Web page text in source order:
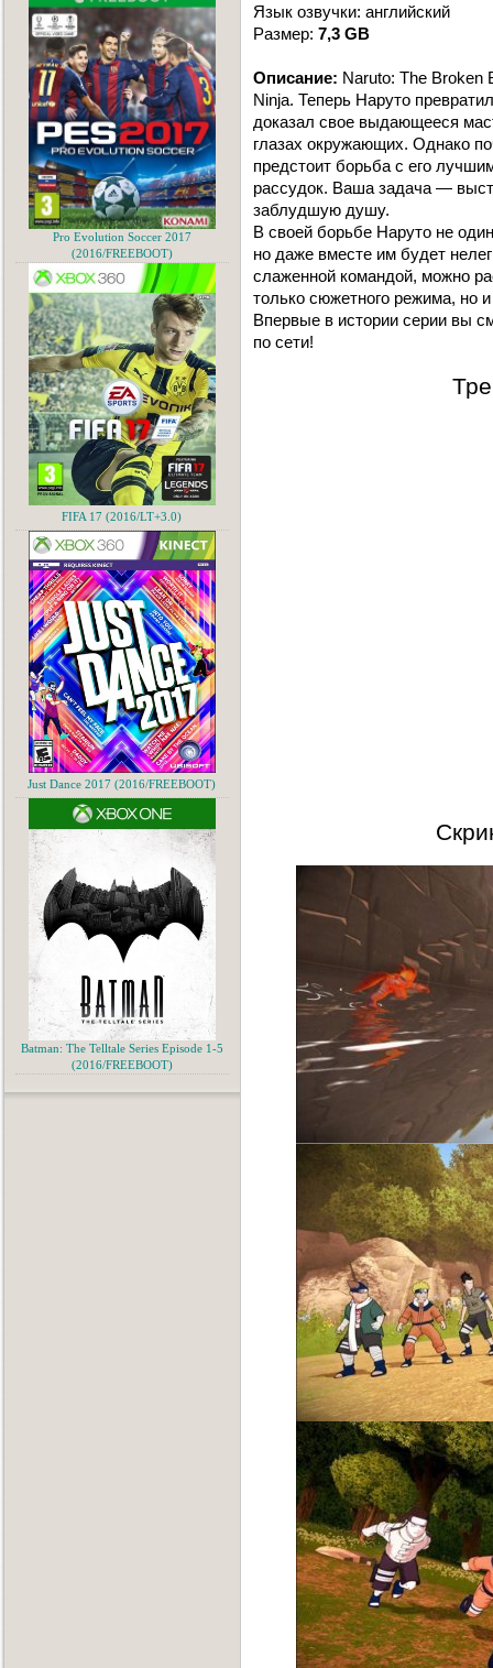
Язык озвучки: английский
Размер: 7,3 GB
Описание: Naruto: The Broken
Ninja. Теперь Наруто
доказал свое выдающееся
глазах окружающих. Однако
предстоит борьба с его
рассудок. Ваша задача —
заблудшую душу.
В своей борьбе Наруто не
но даже вместе им будет
слаженной командой, можно
только сюжетного режима, но
Впервые в истории серии вы
по сети!
Pro Evolution Soccer 2017
(2016/FREEBOOT)
FIFA 17 (2016/LT+3.0)
Just Dance 2017 (2016/FREEBOOT)
Batman: The Telltale Series Episode 1-5
(2016/FREEBOOT)